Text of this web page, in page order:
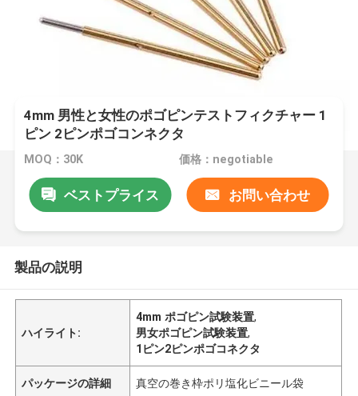
4mm 男性と女性のポゴピンテストフィクチャー 1
ピン 2ピンポゴコンネクタ
MOQ：30K 価格：negotiable
ベストプライス お問い合わせ
製品の説明
ハイライト:
4mm ポゴピン試験装置,
男女ポゴピン試験装置,
1ピン2ピンポゴコネクタ
パッケージの詳細 真空の巻き枠ポリ塩化ビニール袋